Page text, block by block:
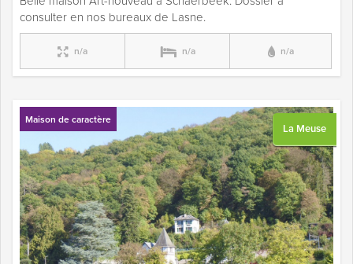
consulter en nos bureaux de Lasne.
n/a n/a n/a
La Meuse
Maison de caractère